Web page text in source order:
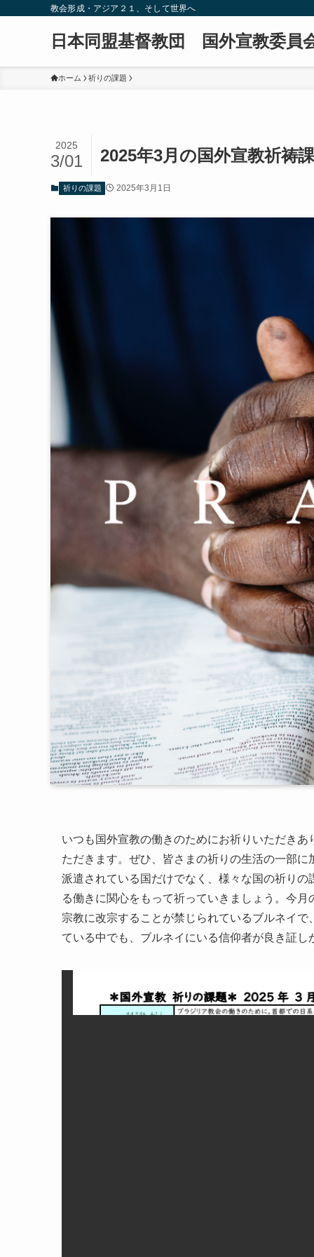
教会形成・アジア２１、そして世界へ
日本同盟基督教団 国外宣教委員
ホーム 祈りの課題
2025年3月の国外宣教祈祷
2025
3/01
祈りの課題 2025年3月1日
いつも国外宣教の働きのためにお祈りいただき
ただきます。ぜひ、皆さまの祈りの生活の一部
派遣されている国だけでなく、様々な国の祈り
る働きに関心をもって祈っていきましょう。今
宗教に改宗することが禁じられているブルネイ
ている中でも、ブルネイにいる信仰者が良き証